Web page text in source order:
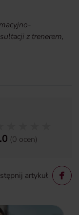
z trenerem,
(0 ocen)
artykuł